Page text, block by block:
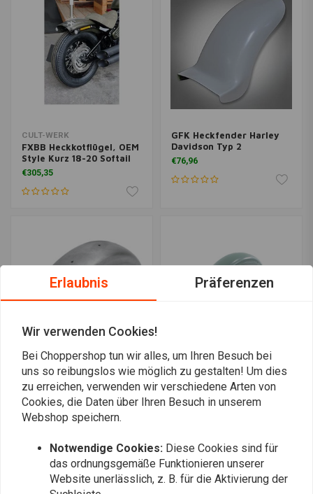
CULT-WERK
FXBB Heckkotflügel, OEM
Style Kurz 18-20 Softail
€305,35
GFK Heckfender Harley
Davidson Typ 2
€76,96
DRAG SPECIALTIES
Kotflügel hinten für 04-16
XL Modelle
€120,81
GZP Kotflügel hinten HD
Sportster XL73-78 ohne
Rücklichtloch
€138,16
Erlaubnis Präferenzen
Wir verwenden Cookies!
Bei Choppershop tun wir alles, um Ihren Besuch bei
uns so reibungslos wie möglich zu gestalten! Um dies
zu erreichen, verwenden wir verschiedene Arten von
Cookies, die Daten über Ihren Besuch in unserem
Webshop speichern.
Notwendige Cookies: Diese Cookies sind für
das ordnungsgemäße Funktionieren unserer
Website unerlässlich, z. B. für die Aktivierung der